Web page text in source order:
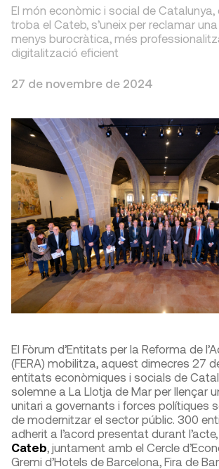
El món econòmic i social de Catalunya,
troba el Cateb, s’uneix per reclamar
menys burocràtica, més
digitalització eficient
27 de novembre de 2024
El Fòrum d’Entitats per la Reforma de
(FERA) mobilitza, aquest dimecres 27
entitats econòmiques i socials de
solemne a La Llotja de Mar per llençar
unitari a governants i forces polítiques
de modernitzar el sector públic. 300
adherit a l’acord presentat durant
Cateb, juntament amb el Cercle
Gremi d’Hotels de Barcelona, Fira de